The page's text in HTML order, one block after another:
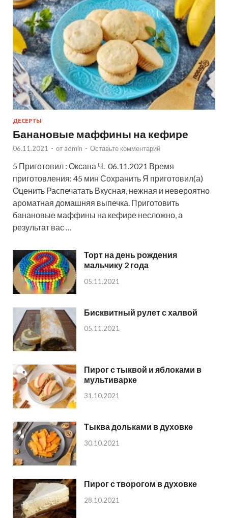
ДЕСЕРТЫ
Банановые маффины на кефире
06.11.2021 - от admin - Оставьте комментарий
5 Приготовил : Оксана Ч. 06.11.2021 Время
приготовления: 45 мин Сохранить Я приготовил(а)
Оценить Распечатать Вкусная, нежная и невероятно
ароматная домашняя выпечка. Приготовить
банановые маффины на кефире несложно, а
результат вас …
Торт на день рождения
мальчику 2 года
05.11.2021
Бисквитный рулет с халвой
05.11.2021
Пирог с тыквой и яблоками в
мультиварке
31.10.2021
Тыква дольками в духовке
30.10.2021
Пирог с творогом в духовке
28.10.2021